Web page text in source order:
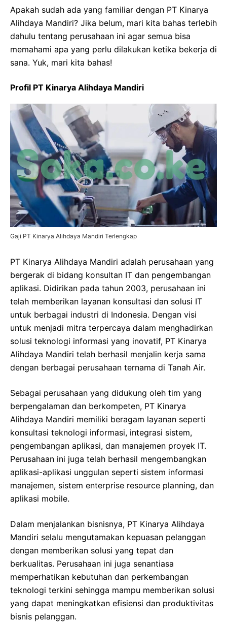
Apakah sudah ada yang familiar dengan PT Kinarya
Alihdaya Mandiri? Jika belum, mari kita bahas terlebih
dahulu tentang perusahaan ini agar semua bisa
memahami apa yang perlu dilakukan ketika bekerja di
sana. Yuk, mari kita bahas!
Profil PT Kinarya Alihdaya Mandiri
Gaji PT Kinarya Alihdaya Mandiri Terlengkap
PT Kinarya Alihdaya Mandiri adalah perusahaan yang
bergerak di bidang konsultan IT dan pengembangan
aplikasi. Didirikan pada tahun 2003, perusahaan ini
telah memberikan layanan konsultasi dan solusi IT
untuk berbagai industri di Indonesia. Dengan visi
untuk menjadi mitra terpercaya dalam menghadirkan
solusi teknologi informasi yang inovatif, PT Kinarya
Alihdaya Mandiri telah berhasil menjalin kerja sama
dengan berbagai perusahaan ternama di Tanah Air.
Sebagai perusahaan yang didukung oleh tim yang
berpengalaman dan berkompeten, PT Kinarya
Alihdaya Mandiri memiliki beragam layanan seperti
konsultasi teknologi informasi, integrasi sistem,
pengembangan aplikasi, dan manajemen proyek IT.
Perusahaan ini juga telah berhasil mengembangkan
aplikasi-aplikasi unggulan seperti sistem informasi
manajemen, sistem enterprise resource planning, dan
aplikasi mobile.
Dalam menjalankan bisnisnya, PT Kinarya Alihdaya
Mandiri selalu mengutamakan kepuasan pelanggan
dengan memberikan solusi yang tepat dan
berkualitas. Perusahaan ini juga senantiasa
memperhatikan kebutuhan dan perkembangan
teknologi terkini sehingga mampu memberikan solusi
yang dapat meningkatkan efisiensi dan produktivitas
bisnis pelanggan.